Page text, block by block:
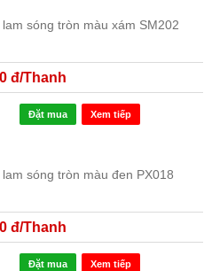
sóng tròn màu xám SM202
đ/Thanh
Đặt mua Xem tiếp
sóng tròn màu đen PX018
đ/Thanh
Đặt mua Xem tiếp